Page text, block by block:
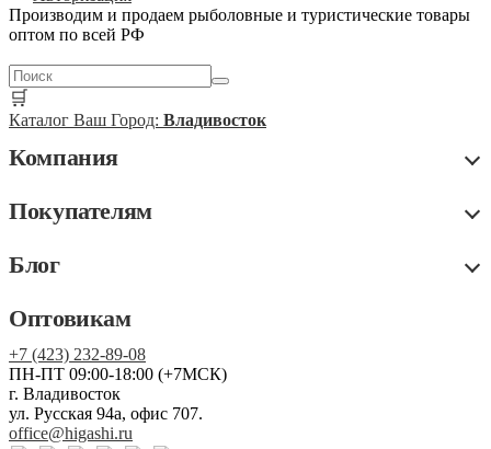
Производим и продаем рыболовные и туристические товары
оптом по всей РФ
🛒
Каталог Ваш Город: Владивосток
Компания
Покупателям
Блог
Оптовикам
+7 (423) 232-89-08
ПН-ПТ 09:00-18:00 (+7МСК)
г. Владивосток
ул. Русская 94а, офис 707.
office@higashi.ru